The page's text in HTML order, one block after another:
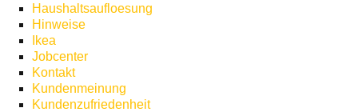
Haushaltsaufloesung
Hinweise
Ikea
Jobcenter
Kontakt
Kundenmeinung
Kundenzufriedenheit